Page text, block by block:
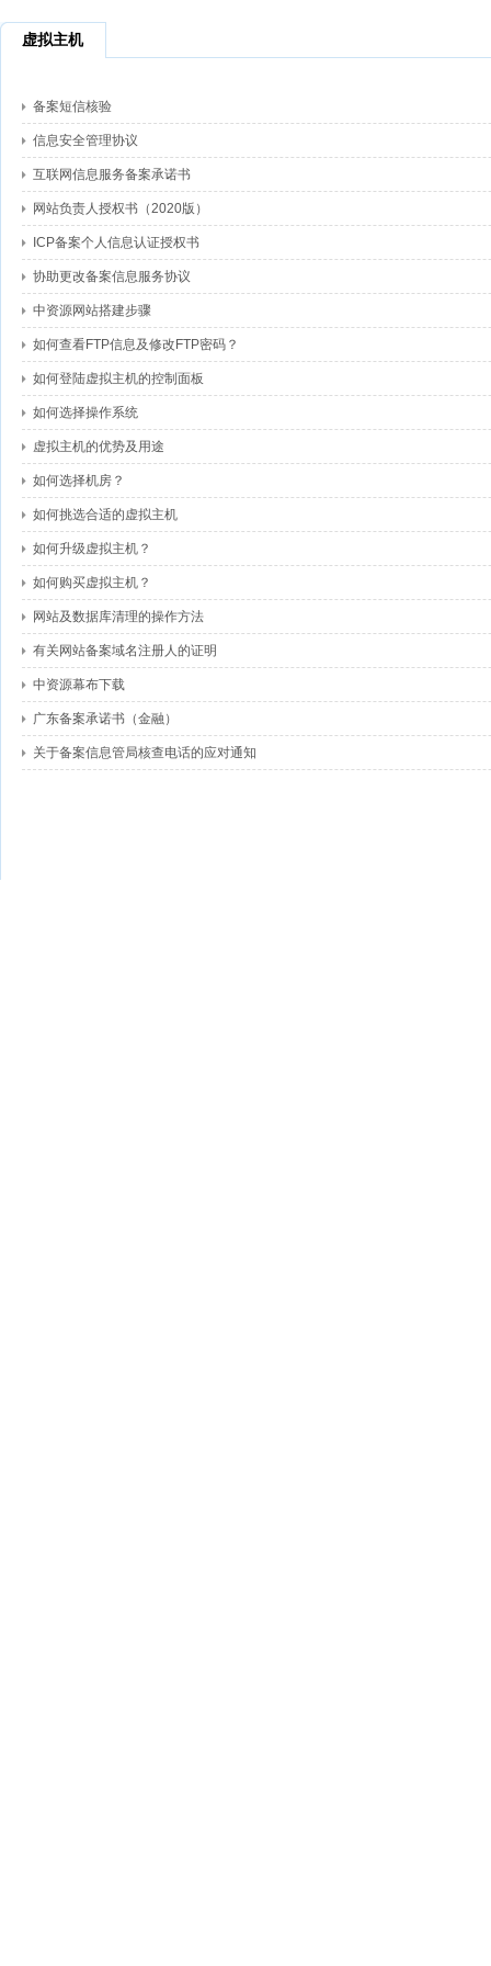
虚拟主机
备案短信核验
信息安全管理协议
互联网信息服务备案承诺书
网站负责人授权书（2020版）
ICP备案个人信息认证授权书
协助更改备案信息服务协议
中资源网站搭建步骤
如何查看FTP信息及修改FTP密码？
如何登陆虚拟主机的控制面板
如何选择操作系统
虚拟主机的优势及用途
如何选择机房？
如何挑选合适的虚拟主机
如何升级虚拟主机？
如何购买虚拟主机？
网站及数据库清理的操作方法
有关网站备案域名注册人的证明
中资源幕布下载
广东备案承诺书（金融）
关于备案信息管局核查电话的应对通知